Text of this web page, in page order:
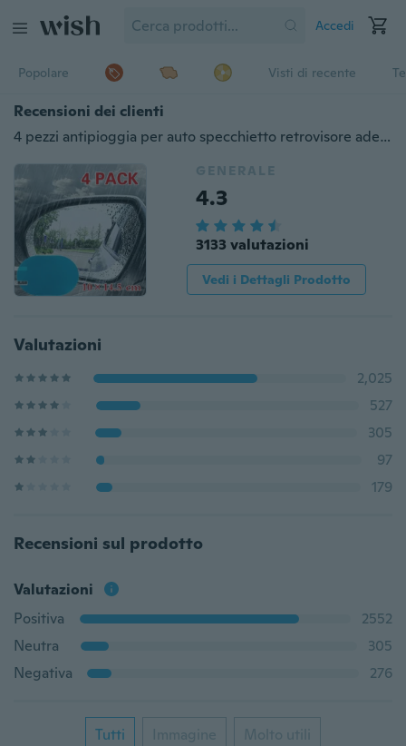
Accedi
Popolare Visti di recente
Recensioni dei clienti
4 pezzi antipioggia per auto specchietto retrovisore adesivo antiappannamento pellicola protettiva scudo antipioggia
GENERALE
4.3
3133 valutazioni
Vedi i Dettagli Prodotto
Valutazioni
2,025
527
305
97
179
Recensioni sul prodotto
Valutazioni
Positiva
2552
Neutra
305
Negativa
276
Tutti Immagine Molto utili